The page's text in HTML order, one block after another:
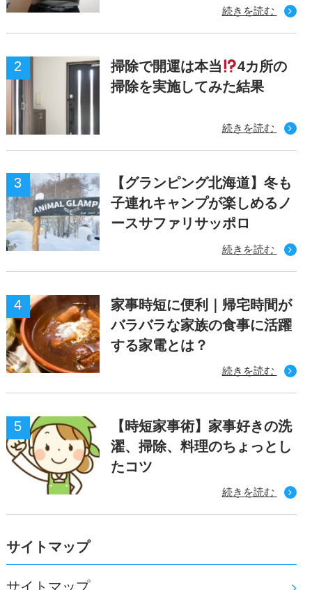
続きを読む
掃除で開運は本当
4カ所の
掃除を実施してみた結果
続きを読む
【グランピング北海道】冬も
子連れキャンプが楽しめるノ
ースサファリサッポロ
続きを読む
家事時短に便利｜帰宅時間が
バラバラな家族の食事に活躍
する家電とは？
続きを読む
【時短家事術】家事好きの洗
濯、掃除、料理のちょっとし
たコツ
続きを読む
サイトマップ
サイトマップ